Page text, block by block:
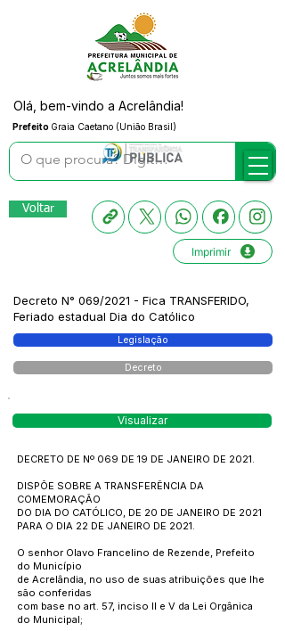
Prefeito Graia Caetano (União Brasil)
Olá, bem-vindo a Acrelândia!
Voltar
Imprimir
Decreto N° 069/2021 - Fica TRANSFERIDO,
Feriado estadual Dia do Católico
Legislação
Decreto
Visualizar
DECRETO DE Nº 069 DE 19 DE JANEIRO DE 2021.
DISPÕE SOBRE A TRANSFERÊNCIA DA
COMEMORAÇÃO
DO DIA DO CATÓLICO, DE 20 DE JANEIRO DE 2021
PARA O DIA 22 DE JANEIRO DE 2021.
O senhor Olavo Francelino de Rezende, Prefeito
do Município
de Acrelândia, no uso de suas atribuições que lhe
são conferidas
com base no art. 57, inciso II e V da Lei Orgânica
do Municipal;